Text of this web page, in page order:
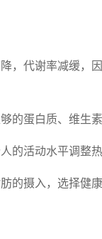
，代谢率减缓，
的蛋白质、维生
的活动水平调整
的摄入，选择健